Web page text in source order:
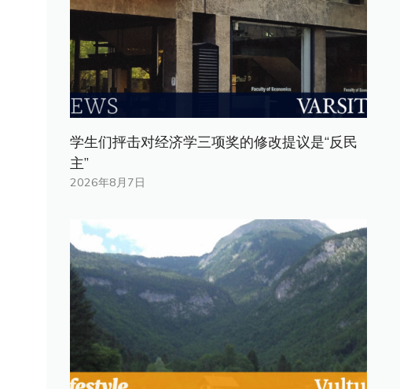
学生们抨击对经济学三项奖的修改提议是“反民
主”
2026年8月7日